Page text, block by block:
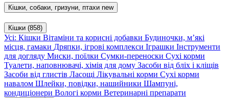
Кішки, собаки, гризуни, птахи new
Кішки (858)
Усі: Кішки Вітаміни та корисні добавки Будиночки, м’які
місця, гамаки Дряпки, ігрові комплекси Іграшки Інструменти
для догляду Миски, поїлки Сумки-переноски Сухі корми
Туалети, наповнювачі, хімія для дому Засоби від бліх і кліщів
Засоби від глистів Ласощі Лікувальні корми Сухі корми
навалом Шлейки, повідки, нашийники Шампуні,
кондиціонери Вологі корми Ветеринарні препарати